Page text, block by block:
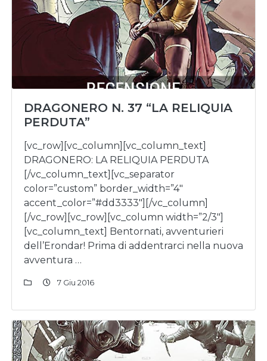
DRAGONERO N. 37 “LA RELIQUIA
PERDUTA”
[vc_row][vc_column][vc_column_text]
DRAGONERO: LA RELIQUIA PERDUTA
[/vc_column_text][vc_separator
color=”custom” border_width=”4″
accent_color=”#dd3333″][/vc_column]
[/vc_row][vc_row][vc_column width=”2/3″]
[vc_column_text] Bentornati, avventurieri
dell’Erondar! Prima di addentrarci nella nuova
avventura …
7 Giu 2016